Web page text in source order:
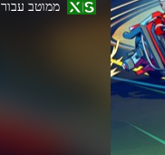
ממוטב עבור Xbox Series X|S